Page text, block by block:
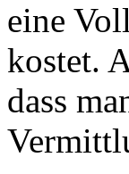
eine
kostet.
dass